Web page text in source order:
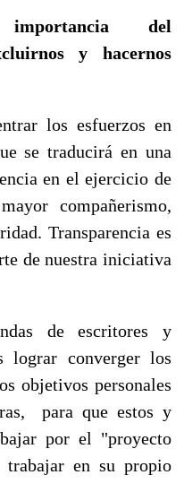
del
y hacernos
los esfuerzos en
se traducirá en una
en el ejercicio de
compañerismo,
Transparencia es
de nuestra iniciativa
de escritores y
converger los
objetivos personales
para que estos y
por el "proyecto
en su propio